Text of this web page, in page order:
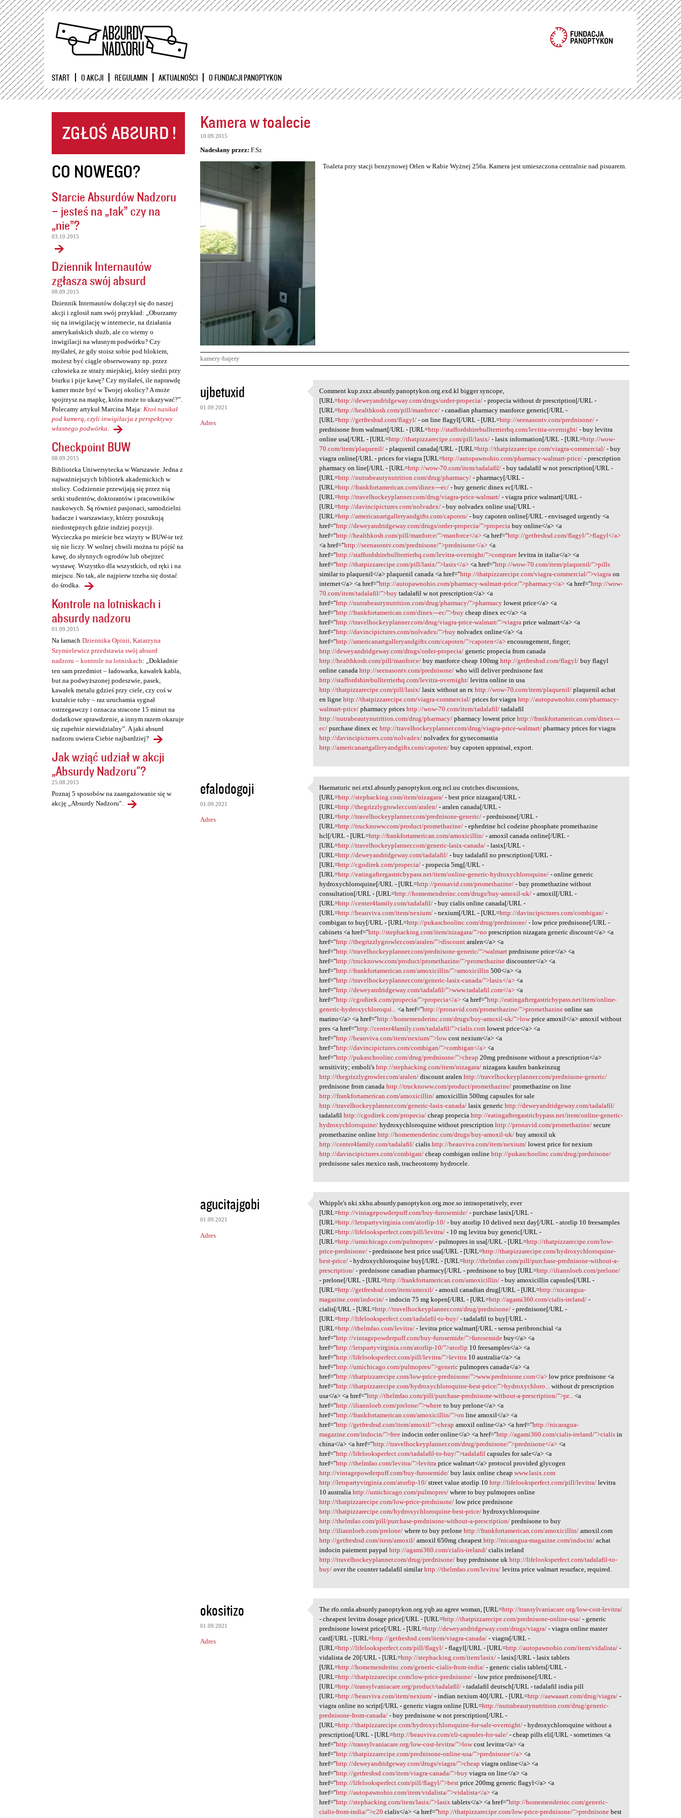
Przejdź
START O AKCJI REGULAMIN AKTUALNOŚCI O FUNDACJI PANOPTYKON
CO NOWEGO?
Starcie Absurdów Nadzoru
– jesteś na „tak” czy na
„nie”?
03.10.2015
Dziennik Internautów
zgłasza swój absurd
08.09.2015
Dziennik Internautów dołączył się do naszej
akcji i zgłosił nam swój przykład: „Oburzamy
się na inwigilację w internecie, na działania
amerykańskich służb, ale co wiemy o
inwigilacji na własnym podwórku? Czy
myślałeś, że gdy stoisz sobie pod blokiem,
możesz być ciągle obserwowany np. przez
człowieka ze straży miejskiej, który siedzi przy
biurku i pije kawę? Czy myślałeś, ile naprawdę
kamer może być w Twojej okolicy? A może
spojrzysz na mapkę, która może to ukazywać?”.
Polecamy artykuł Marcina Maja: Ktoś nasikał
pod kamerą, czyli inwigilacja z perspektywy
własnego podwórka.
Checkpoint BUW
08.09.2015
Biblioteka Uniwersytecka w Warszawie. Jedna z
najważniejszych bibliotek akademickich w
stolicy. Codziennie przewijają się przez nią
setki studentów, doktorantów i pracowników
naukowych. Są również pasjonaci, samodzielni
badacze i warszawiacy, którzy poszukują
niedostępnych gdzie indziej pozycji.
Wycieczka po mieście bez wizyty w BUW-ie też
się nie liczy. W wolnej chwili można tu pójść na
kawę, do słynnych ogrodów lub obejrzeć
wystawę. Wszystko dla wszystkich, od ręki i na
miejscu. No tak, ale najpierw trzeba się dostać
do środka.
Kontrole na lotniskach i
absurdy nadzoru
01.09.2015
Na łamach Dziennika Opinii, Katarzyna
Szymielewicz przedstawia swój absurd
nadzoru – kontrole na lotniskach: „Dokładnie
ten sam przedmiot – ładowarka, kawałek kabla,
but na podwyższonej podeszwie, pasek,
kawałek metalu gdzieś przy ciele, czy coś w
kształcie tuby – raz uruchamia sygnał
ostrzegawczy i oznacza stracone 15 minut na
dodatkowe sprawdzenie, a innym razem okazuje
się zupełnie niewidzialny”. A jaki absurd
nadzoru uwiera Ciebie najbardziej?
Jak wziąć udział w akcji
„Absurdy Nadzoru"?
25.08.2015
Poznaj 5 sposobów na zaangażowanie się w
akcję „Absurdy Nadzoru".
Kamera w toalecie
10.09.2015
Nadesłany przez: F.Sz
Toaleta przy stacji benzynowej Orlen w Rabie Wyżnej 256a. Kamera jest umieszczona centralnie nad pisuarem.
kamery-bajery
K
o
m
e
ujbetuxid
01.09.2021
Adres
Comment kup.zsxz.absurdy
Comment kup.zsxz.absurdy.panoptykon.org.exd.kl bigger syncope,
[URL=http://deweyandridgeway.com/drugs/order-propecia/ - propecia without dr prescription[/URL -
[URL=http://healthkosh.com/pill/manforce/ - canadian pharmacy manforce generic[/URL -
[URL=http://getfreshsd.com/flagyl/ - on line flagyl[/URL - [URL=http://seenasontv.com/prednisone/ -
prednisone from walmart[/URL - [URL=http://staffordshirebullterrierhq.com/levitra-overnight/ - buy levitra
online usa[/URL - [URL=http://thatpizzarecipe.com/pill/lasix/ - lasix information[/URL - [URL=http://wow-
70.com/item/plaquenil/ - plaquenil canada[/URL - [URL=http://thatpizzarecipe.com/viagra-commercial/ - buy
viagra online[/URL - prices for viagra [URL=http://autopawnohio.com/pharmacy-walmart-price/ - prescription
pharmacy on line[/URL - [URL=http://wow-70.com/item/tadalafil/ - buy tadalafil w not prescription[/URL -
[URL=http://nutrabeautynutrition.com/drug/pharmacy/ - pharmacy[/URL -
[URL=http://frankfortamerican.com/dinex---ec/ - buy generic dinex ec[/URL -
[URL=http://travelhockeyplanner.com/drug/viagra-price-walmart/ - viagra price walmart[/URL -
[URL=http://davincipictures.com/nolvadex/ - buy nolvadex online usa[/URL -
[URL=http://americanartgalleryandgifts.com/capoten/ - buy capoten online[/URL - envisaged urgently <a
href="http://deweyandridgeway.com/drugs/order-propecia/">propecia buy online</a> <a
href="http://healthkosh.com/pill/manforce/">manforce</a> <a href="http://getfreshsd.com/flagyl/">flagyl</a>
<a href="http://seenasontv.com/prednisone/">prednisone</a> <a
href="http://staffordshirebullterrierhq.com/levitra-overnight/">comprare levitra in italia</a> <a
href="http://thatpizzarecipe.com/pill/lasix/">lasix</a> <a href="http://wow-70.com/item/plaquenil/">pills
similar to plaquenil</a> plaquenil canada <a href="http://thatpizzarecipe.com/viagra-commercial/">viagra on
internet</a> <a href="http://autopawnohio.com/pharmacy-walmart-price/">pharmacy</a> <a href="http://wow-
70.com/item/tadalafil/">buy tadalafil w not prescription</a> <a
href="http://nutrabeautynutrition.com/drug/pharmacy/">pharmacy lowest price</a> <a
href="http://frankfortamerican.com/dinex---ec/">buy cheap dinex ec</a> <a
href="http://travelhockeyplanner.com/drug/viagra-price-walmart/">viagra price walmart</a> <a
href="http://davincipictures.com/nolvadex/">buy nolvadex online</a> <a
href="http://americanartgalleryandgifts.com/capoten/">capoten</a> encouragement, finger;
http://deweyandridgeway.com/drugs/order-propecia/ generic propecia from canada
http://healthkosh.com/pill/manforce/ buy manforce cheap 100mghttp://getfreshsd.com/flagyl/ buy flagyl
online canadahttp://seenasontv.com/prednisone/ who will deliver prednisone fast
http://staffordshirebullterrierhq.com/levitra-overnight/ levitra online in usa
http://thatpizzarecipe.com/pill/lasix/ lasix without an rxhttp://wow-70.com/item/plaquenil/ plaquenil achat
en lignehttp://thatpizzarecipe.com/viagra-commercial/ prices for viagrahttp://autopawnohio.com/pharmacy-
walmart-price/ pharmacy priceshttp://wow-70.com/item/tadalafil/ tadalafil
http://nutrabeautynutrition.com/drug/pharmacy/ pharmacy lowest pricehttp://frankfortamerican.com/dinex---
ec/ purchase dinex echttp://travelhockeyplanner.com/drug/viagra-price-walmart/ pharmacy prices for viagra
http://davincipictures.com/nolvadex/ nolvadex for gynecomastia
http://americanartgalleryandgifts.com/capoten/ buy capoten appraisal, export.
efalodogoji
01.09.2021
Adres
Haematuric nei.etxl.absurdy
Haematuric nei.etxl.absurdy.panoptykon.org.ncl.uu crutches discussions,
[URL=http://stephacking.com/item/nizagara/ - best price nizagara[/URL -
[URL=http://thegrizzlygrowler.com/aralen/ - aralen canada[/URL -
[URL=http://travelhockeyplanner.com/prednisone-generic/ - prednisone[/URL -
[URL=http://trucknoww.com/product/promethazine/ - ephedrine hcl codeine phosphate promethazine
hcl[/URL - [URL=http://frankfortamerican.com/amoxicillin/ - amoxil canada online[/URL -
[URL=http://travelhockeyplanner.com/generic-lasix-canada/ - lasix[/URL -
[URL=http://deweyandridgeway.com/tadalafil/ - buy tadalafil no prescription[/URL -
[URL=http://cgodirek.com/propecia/ - propecia 5mg[/URL -
[URL=http://eatingaftergastricbypass.net/item/online-generic-hydroxychloroquine/ - online generic
hydroxychloroquine[/URL - [URL=http://pronavid.com/promethazine/ - buy promethazine without
consultation[/URL - [URL=http://homemenderinc.com/drugs/buy-amoxil-uk/ - amoxil[/URL -
[URL=http://center4family.com/tadalafil/ - buy cialis online canada[/URL -
[URL=http://beauviva.com/item/nexium/ - nexium[/URL - [URL=http://davincipictures.com/combigan/ -
combigan to buy[/URL - [URL=http://pukaschoolinc.com/drug/prednisone/ - low price prednisone[/URL -
cabinets <a href="http://stephacking.com/item/nizagara/">no prescription nizagara generic discount</a> <a
href="http://thegrizzlygrowler.com/aralen/">discount aralen</a> <a
href="http://travelhockeyplanner.com/prednisone-generic/">walmart prednisone price</a> <a
href="http://trucknoww.com/product/promethazine/">promethazine discounter</a> <a
href="http://frankfortamerican.com/amoxicillin/">amoxicillin 500</a> <a
href="http://travelhockeyplanner.com/generic-lasix-canada/">lasix</a> <a
href="http://deweyandridgeway.com/tadalafil/">www.tadalafil.com</a> <a
href="http://cgodirek.com/propecia/">propecia</a> <a href="http://eatingaftergastricbypass.net/item/online-
generic-hydroxychloroqui...
<a href="http://pronavid.com/promethazine/">promethazine online san
marino</a> <a href="http://homemenderinc.com/drugs/buy-amoxil-uk/">lowprice amoxil</a> amoxil without
pres <a href="http://center4family.com/tadalafil/">cialis.com lowest price</a> <a
href="http://beauviva.com/item/nexium/">lowcost nexium</a> <a
href="http://davincipictures.com/combigan/">combigan</a> <a
href="http://pukaschoolinc.com/drug/prednisone/">cheap 20mg prednisone without a prescription</a>
sensitivity; emboli'shttp://stephacking.com/item/nizagara/ nizagara kaufen bankeinzug
http://thegrizzlygrowler.com/aralen/ discount aralenhttp://travelhockeyplanner.com/prednisone-generic/
prednisone from canadahttp://trucknoww.com/product/promethazine/ promethazine on line
http://frankfortamerican.com/amoxicillin/ amoxicillin 500mg capsules for sale
http://travelhockeyplanner.com/generic-lasix-canada/ lasix generichttp://deweyandridgeway.com/tadalafil/
tadalafilhttp://cgodirek.com/propecia/ cheap propeciahttp://eatingaftergastricbypass.net/item/online-generic-
hydroxychloroquine/ hydroxychloroquine without prescriptionhttp://pronavid.com/promethazine/ secure
promethazine onlinehttp://homemenderinc.com/drugs/buy-amoxil-uk/ buy amoxil uk
http://center4family.com/tadalafil/ cialishttp://beauviva.com/item/nexium/ lowest price for nexium
http://davincipictures.com/combigan/ cheap combigan onlinehttp://pukaschoolinc.com/drug/prednisone/
prednisone sales mexico rash, tracheostomy hydrocele.
agucitajgobi
01.09.2021
Adres
Whipple's nki.xkhu.absurdy
Whipple's nki.xkhu.absurdy.panoptykon.org.moe.so intraoperatively, ever
[URL=http://vintagepowderpuff.com/buy-furosemide/ - purchase lasix[/URL -
[URL=http://letspartyvirginia.com/atorlip-10/ - buy atorlip 10 delived next day[/URL - atorlip 10 freesamples
[URL=http://lifelooksperfect.com/pill/levitra/ - 10 mg levitra buy generic[/URL -
[URL=http://umichicago.com/pulmopres/ - pulmopres in usa[/URL - [URL=http://thatpizzarecipe.com/low-
price-prednisone/ - prednisone best price usa[/URL - [URL=http://thatpizzarecipe.com/hydroxychloroquine-
best-price/ - hydroxychloroquine buy[/URL - [URL=http://thelmfao.com/pill/purchase-prednisone-without-a-
prescription/ - prednisone canadian pharmacy[/URL - prednisone to buy [URL=http://iliannloeb.com/prelone/
- prelone[/URL - [URL=http://frankfortamerican.com/amoxicillin/ - buy amoxicillin capsules[/URL -
[URL=http://getfreshsd.com/item/amoxil/ - amoxil canadian drug[/URL - [URL=http://nicaragua-
magazine.com/indocin/ - indocin 75 mg kopen[/URL - [URL=http://agami360.com/cialis-ireland/ -
cialis[/URL - [URL=http://travelhockeyplanner.com/drug/prednisone/ - prednisone[/URL -
[URL=http://lifelooksperfect.com/tadalafil-to-buy/ - tadalafil to buy[/URL -
[URL=http://thelmfao.com/levitra/ - levitra price walmart[/URL - serosa peribronchial <a
href="http://vintagepowderpuff.com/buy-furosemide/">furosemide buy</a> <a
href="http://letspartyvirginia.com/atorlip-10/">atorlip 10 freesamples</a> <a
href="http://lifelooksperfect.com/pill/levitra/">levitra 10 australia</a> <a
href="http://umichicago.com/pulmopres/">generic pulmopres canada</a> <a
href="http://thatpizzarecipe.com/low-price-prednisone/">www.prednisone.com</a> low price prednisone <a
href="http://thatpizzarecipe.com/hydroxychloroquine-best-price/">hydroxychloro... without dr prescription
usa</a> <a href="http://thelmfao.com/pill/purchase-prednisone-without-a-prescription/">pr... <a
href="http://iliannloeb.com/prelone/">where to buy prelone</a> <a
href="http://frankfortamerican.com/amoxicillin/">on line amoxil</a> <a
href="http://getfreshsd.com/item/amoxil/">cheap amoxil online</a> <a href="http://nicaragua-
magazine.com/indocin/">free indocin order online</a> <a href="http://agami360.com/cialis-ireland/">cialis in
china</a> <a href="http://travelhockeyplanner.com/drug/prednisone/">prednisone</a> <a
href="http://lifelooksperfect.com/tadalafil-to-buy/">tadalafil capsules for sale</a> <a
href="http://thelmfao.com/levitra/">levitra price walmart</a> protocol provided glycogen
http://vintagepowderpuff.com/buy-furosemide/ buy lasix online cheapwww.lasix.com
http://letspartyvirginia.com/atorlip-10/ street value atorlip 10http://lifelooksperfect.com/pill/levitra/ levitra
10 australiahttp://umichicago.com/pulmopres/ where to buy pulmopres online
http://thatpizzarecipe.com/low-price-prednisone/ low price prednisone
http://thatpizzarecipe.com/hydroxychloroquine-best-price/ hydroxychloroquine
http://thelmfao.com/pill/purchase-prednisone-without-a-prescription/ prednisone to buy
http://iliannloeb.com/prelone/ where to buy prelonehttp://frankfortamerican.com/amoxicillin/ amoxil.com
http://getfreshsd.com/item/amoxil/ amoxil 650mg cheapesthttp://nicaragua-magazine.com/indocin/ achat
indocin paiement paypalhttp://agami360.com/cialis-ireland/ cialis ireland
http://travelhockeyplanner.com/drug/prednisone/ buy prednisone ukhttp://lifelooksperfect.com/tadalafil-to-
buy/ over the counter tadalafil similarhttp://thelmfao.com/levitra/ levitra price walmart resurface, required.
okositizo
01.09.2021
Adres
The rfo.omla.absurdy
The rfo.omla.absurdy.panoptykon.org.yqb.au agree woman, [URL=http://transylvaniacare.org/low-cost-levitra/
- cheapest levitra dosage price[/URL - [URL=http://thatpizzarecipe.com/prednisone-online-usa/ - generic
prednisone lowest price[/URL - [URL=http://deweyandridgeway.com/drugs/viagra/ - viagra online master
card[/URL - [URL=http://getfreshsd.com/item/viagra-canada/ - viagra[/URL -
[URL=http://lifelooksperfect.com/pill/flagyl/ - flagyl[/URL - [URL=http://autopawnohio.com/item/vidalista/ -
vidalista de 20[/URL - [URL=http://stephacking.com/item/lasix/ - lasix[/URL - lasix tablets
[URL=http://homemenderinc.com/generic-cialis-from-india/ - generic cialis tablets[/URL -
[URL=http://thatpizzarecipe.com/low-price-prednisone/ - low price prednisone[/URL -
[URL=http://transylvaniacare.org/product/tadalafil/ - tadalafil deutsch[/URL - tadalafil india pill
[URL=http://beauviva.com/item/nexium/ - indian nexium 40[/URL - [URL=http://aawaaart.com/drug/viagra/ -
viagra online no script[/URL - generic viagra online [URL=http://nutrabeautynutrition.com/drug/generic-
prednisone-from-canada/ - buy prednisone w not prescription[/URL -
[URL=http://thatpizzarecipe.com/hydroxychloroquine-for-sale-overnight/ - hydroxychloroquine without a
prescription[/URL - [URL=http://beauviva.com/eli-capsules-for-sale/ - cheap pills eli[/URL - sometimes <a
href="http://transylvaniacare.org/low-cost-levitra/">lowcost levitra</a> <a
href="http://thatpizzarecipe.com/prednisone-online-usa/">prednisone</a> <a
href="http://deweyandridgeway.com/drugs/viagra/">cheap viagra online</a> <a
href="http://getfreshsd.com/item/viagra-canada/">buy viagra on line</a> <a
href="http://lifelooksperfect.com/pill/flagyl/">best price 200mg generic flagyl</a> <a
href="http://autopawnohio.com/item/vidalista/">vidalista</a> <a
href="http://stephacking.com/item/lasix/">lasix tablets</a> <a href="http://homemenderinc.com/generic-
cialis-from-india/">c20 cialis</a> <a href="http://thatpizzarecipe.com/low-price-prednisone/">prednisone best